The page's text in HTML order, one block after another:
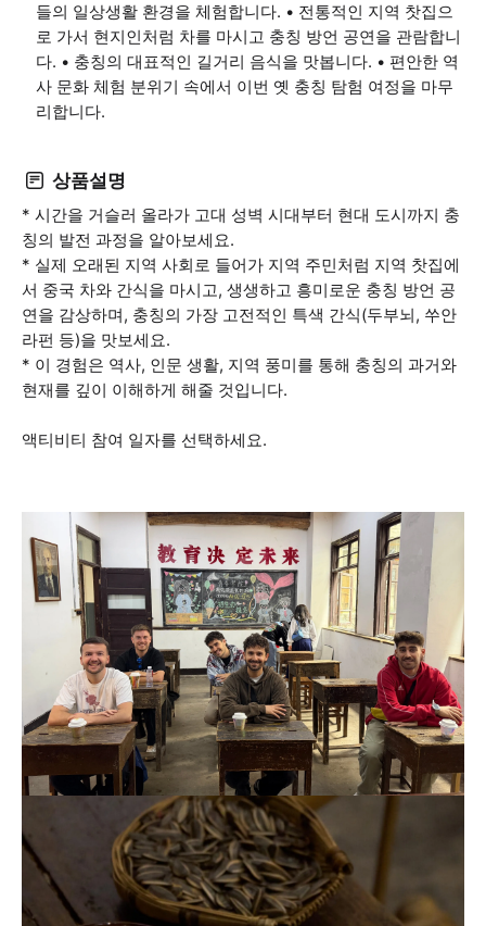
들의 일상생활 환경을 체험합니다. • 전통적인 지역 찻집으
로 가서 현지인처럼 차를 마시고 충칭 방언 공연을 관람합니
다. • 충칭의 대표적인 길거리 음식을 맛봅니다. • 편안한 역
사 문화 체험 분위기 속에서 이번 옛 충칭 탐험 여정을 마무
리합니다.
상품설명
* 시간을 거슬러 올라가 고대 성벽 시대부터 현대 도시까지 충
칭의 발전 과정을 알아보세요.
* 실제 오래된 지역 사회로 들어가 지역 주민처럼 지역 찻집에
서 중국 차와 간식을 마시고, 생생하고 흥미로운 충칭 방언 공
연을 감상하며, 충칭의 가장 고전적인 특색 간식(두부뇌, 쑤안
라펀 등)을 맛보세요.
* 이 경험은 역사, 인문 생활, 지역 풍미를 통해 충칭의 과거와
현재를 깊이 이해하게 해줄 것입니다.
액티비티 참여 일자를 선택하세요.